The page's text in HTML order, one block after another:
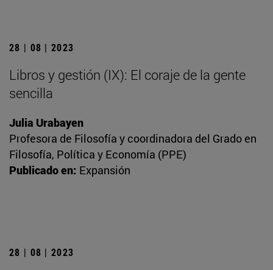
28 | 08 | 2023
Libros y gestión (IX): El coraje de la gente
sencilla
Julia Urabayen
Profesora de Filosofía y coordinadora del Grado en
Filosofía, Política y Economía (PPE)
Publicado en: Expansión
28 | 08 | 2023